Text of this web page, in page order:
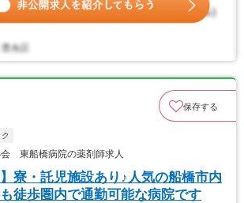
保存する
東船橋病院の薬剤師求人
】寮・託児施設あり♪人気の船橋市内
徒歩圏内で通勤可能な病院です